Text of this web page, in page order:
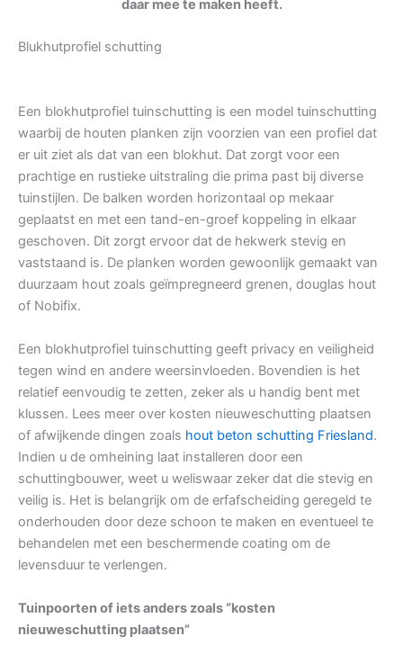
daar mee te maken heeft.
Blukhutprofiel schutting
Een blokhutprofiel tuinschutting is een model tuinschutting
waarbij de houten planken zijn voorzien van een profiel dat
er uit ziet als dat van een blokhut. Dat zorgt voor een
prachtige en rustieke uitstraling die prima past bij diverse
tuinstijlen. De balken worden horizontaal op mekaar
geplaatst en met een tand-en-groef koppeling in elkaar
geschoven. Dit zorgt ervoor dat de hekwerk stevig en
vaststaand is. De planken worden gewoonlijk gemaakt van
duurzaam hout zoals geïmpregneerd grenen, douglas hout
of Nobifix.
Een blokhutprofiel tuinschutting geeft privacy en veiligheid
tegen wind en andere weersinvloeden. Bovendien is het
relatief eenvoudig te zetten, zeker als u handig bent met
klussen. Lees meer over kosten nieuweschutting plaatsen
of afwijkende dingen zoals hout beton schutting Friesland.
Indien u de omheining laat installeren door een
schuttingbouwer, weet u weliswaar zeker dat die stevig en
veilig is. Het is belangrijk om de erfafscheiding geregeld te
onderhouden door deze schoon te maken en eventueel te
behandelen met een beschermende coating om de
levensduur te verlengen.
Tuinpoorten of iets anders zoals “kosten
nieuweschutting plaatsen”